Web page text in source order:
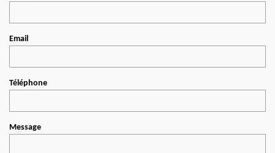
Email
Téléphone
Message